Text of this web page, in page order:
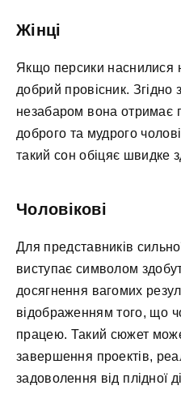
Жінці
Якщо персики наснилися
добрий провісник.
незабаром вона отримає
доброго та мудрого
такий сон обіцяє швидке
Чоловікові
Для представників
виступає символом
досягнення вагомих
відображенням того, що
працею. Такий сюжет
завершення проектів,
задоволення від плідної